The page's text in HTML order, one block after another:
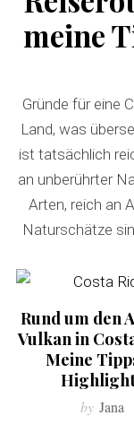
meine
Gründe für eine
Land, was
ist tatsächlich
an unberührter
Arten, reich an
Naturschätze
Rund um den
Vulkan in
Meine
by Jana